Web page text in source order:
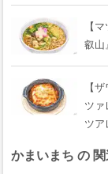
【
叡山
【
ツァ
ツア
かまいまち の